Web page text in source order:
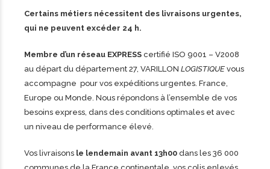
Certains métiers nécessitent des livraisons urgentes,
qui ne peuvent excéder 24 h.
Membre d’un réseau EXPRESS certifié ISO 9001 – V2008
au départ du département 27, VARILLON LOGISTIQUE vous
accompagne pour vos expéditions urgentes. France,
Europe ou Monde. Nous répondons à l’ensemble de vos
besoins express, dans des conditions optimales et avec
un niveau de performance élevé.
Vos livraisons le lendemain avant 13h00 dans les 36 000